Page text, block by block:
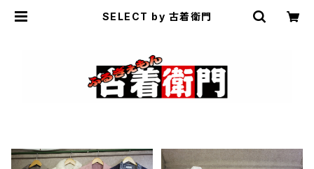
SELECT by 古着衛門